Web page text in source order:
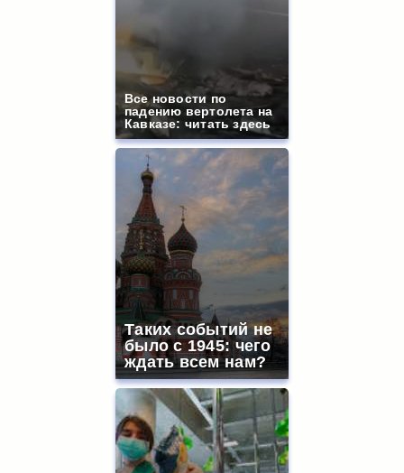
Все новости по
падению вертолета на
Кавказе: читать здесь
Таких событий не
было с 1945: чего
ждать всем нам?